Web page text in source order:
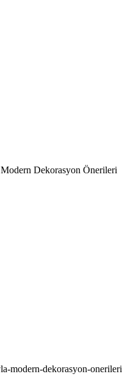
Dekorasyon Önerileri
modern-dekorasyon-onerileri